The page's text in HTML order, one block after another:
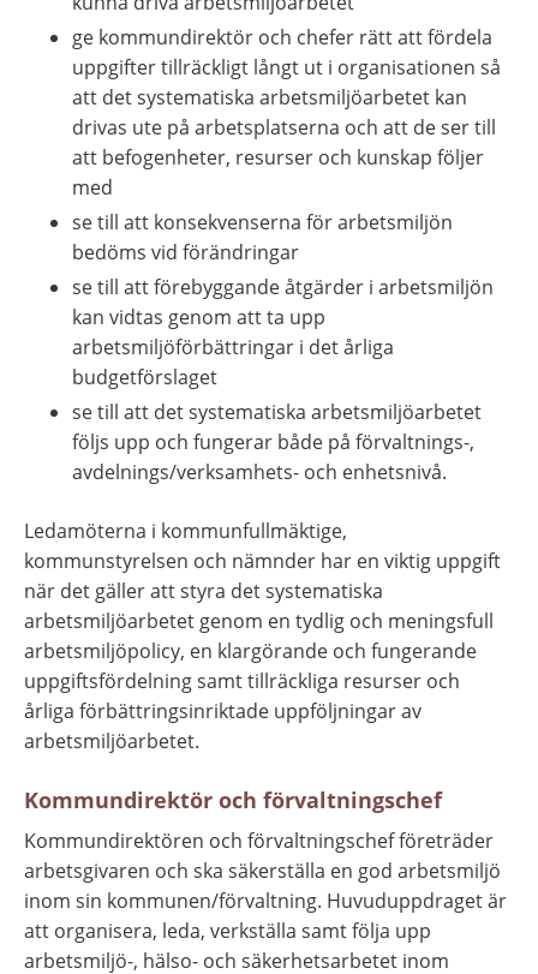
ge kommundirektör och chefer rätt att fördela
uppgifter tillräckligt långt ut i organisationen så
att det systematiska arbetsmiljöarbetet kan
drivas ute på arbetsplatserna och att de ser till
att befogenheter, resurser och kunskap följer
med
se till att konsekvenserna för arbetsmiljön
bedöms vid förändringar
se till att förebyggande åtgärder i arbetsmiljön
kan vidtas genom att ta upp
arbetsmiljöförbättringar i det årliga
budgetförslaget
se till att det systematiska arbetsmiljöarbetet
följs upp och fungerar både på förvaltnings-,
avdelnings/verksamhets- och enhetsnivå.
Ledamöterna i kommunfullmäktige,
kommunstyrelsen och nämnder har en viktig uppgift
när det gäller att styra det systematiska
arbetsmiljöarbetet genom en tydlig och meningsfull
arbetsmiljöpolicy, en klargörande och fungerande
uppgiftsfördelning samt tillräckliga resurser och
årliga förbättringsinriktade uppföljningar av
arbetsmiljöarbetet.
Kommundirektör och förvaltningschef
Kommundirektören och förvaltningschef företräder
arbetsgivaren och ska säkerställa en god arbetsmiljö
inom sin kommunen/förvaltning. Huvuduppdraget är
att organisera, leda, verkställa samt följa upp
arbetsmiljö-, hälso- och säkerhetsarbetet inom